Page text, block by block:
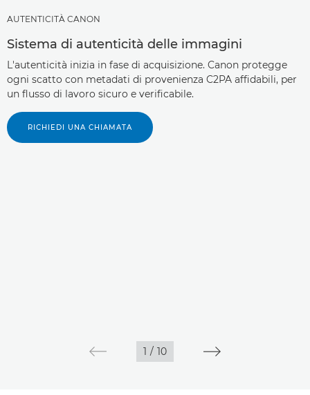
AUTENTICITÀ CANON
Sistema di autenticità delle immagini
L'autenticità inizia in fase di acquisizione. Canon protegge
ogni scatto con metadati di provenienza C2PA affidabili, per
un flusso di lavoro sicuro e verificabile.
RICHIEDI UNA CHIAMATA
1 / 10